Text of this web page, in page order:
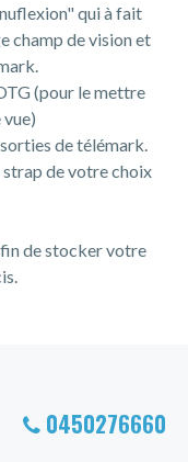
qui à fait
champ de vision et
(pour le mettre
de télémark.
de votre choix
de stocker votre
0450276660